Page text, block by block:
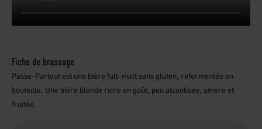
Fiche de brassage
Passe-Partout est une bière full-malt sans gluten, refermentée en
bouteille. Une bière blonde riche en goût, peu alcoolisée, amère et
fruitée.